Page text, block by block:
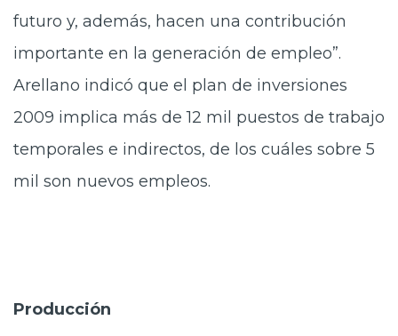
futuro y, además, hacen una contribución
importante en la generación de empleo”.
Arellano indicó que el plan de inversiones
2009 implica más de 12 mil puestos de trabajo
temporales e indirectos, de los cuáles sobre 5
mil son nuevos empleos.
Producción